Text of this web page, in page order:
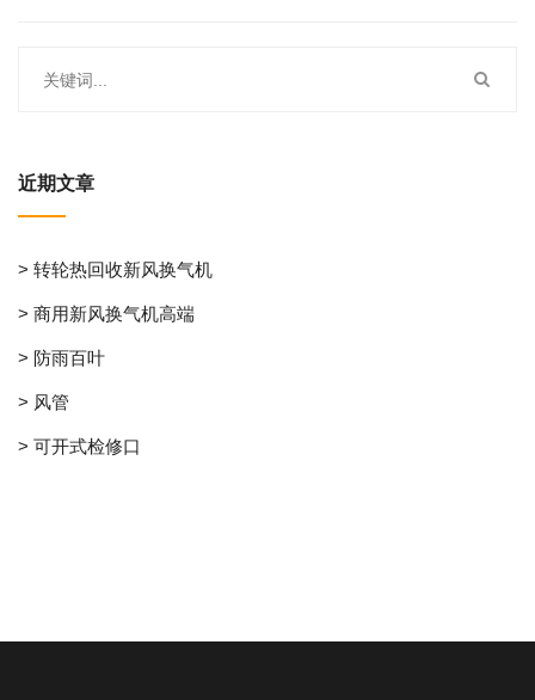
近期文章
> 转轮热回收新风换气机
> 商用新风换气机高端
> 防雨百叶
> 风管
> 可开式检修口